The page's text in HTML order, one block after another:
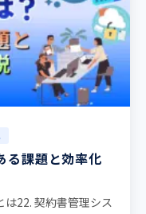
る課題と効率化
は22. 契約書管理シス